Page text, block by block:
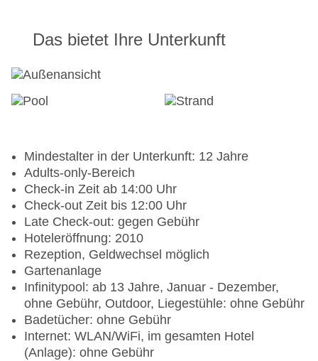
Das bietet Ihre Unterkunft
Mindestalter in der Unterkunft: 12 Jahre
Adults-only-Bereich
Check-in Zeit ab 14:00 Uhr
Check-out Zeit bis 12:00 Uhr
Late Check-out: gegen Gebühr
Hoteleröffnung: 2010
Rezeption, Geldwechsel möglich
Gartenanlage
Infinitypool: ab 13 Jahre, Januar - Dezember,
ohne Gebühr, Outdoor, Liegestühle: ohne Gebühr
Badetücher: ohne Gebühr
Internet: WLAN/WiFi, im gesamten Hotel
(Anlage): ohne Gebühr